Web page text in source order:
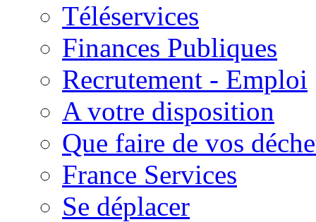
Téléservices
Finances Publiques
Recrutement - Emploi
A votre disposition
Que faire de vos
France Services
Se déplacer